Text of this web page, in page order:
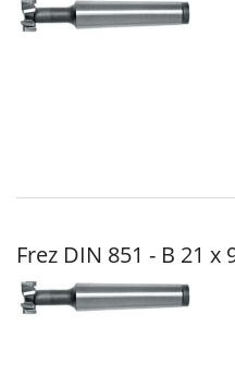
Frez DIN 851 - B 21 x